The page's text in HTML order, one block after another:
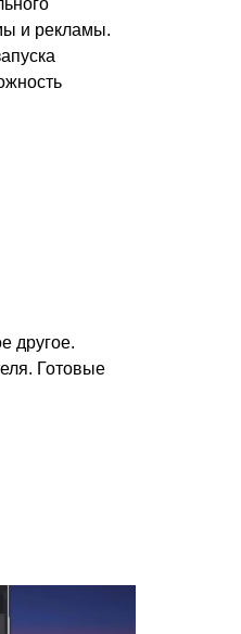
и рекламы.
другое.
Готовые